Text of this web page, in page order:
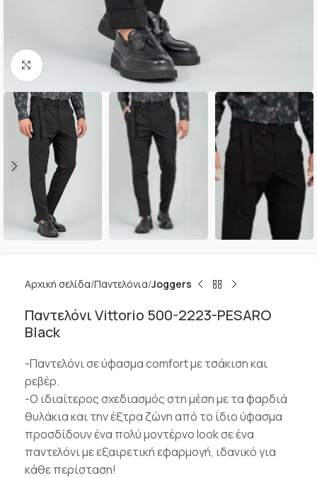
Κλικ για μεγέθυνση
Αρχική σελίδα Παντελόνια Joggers
Παντελόνι Vittorio 500-2223-PESARO
Black
-Παντελόνι σε ύφασμα comfort με τσάκιση και
ρεβέρ.
-Ο ιδιαίτερος σχεδιασμός στη μέση με τα φαρδιά
θυλάκια και την έξτρα ζώνη από το ίδιο ύφασμα
προσδίδουν ένα πολύ μοντέρνο look σε ένα
παντελόνι με εξαιρετική εφαρμογή, ιδανικό για
κάθε περίσταση!